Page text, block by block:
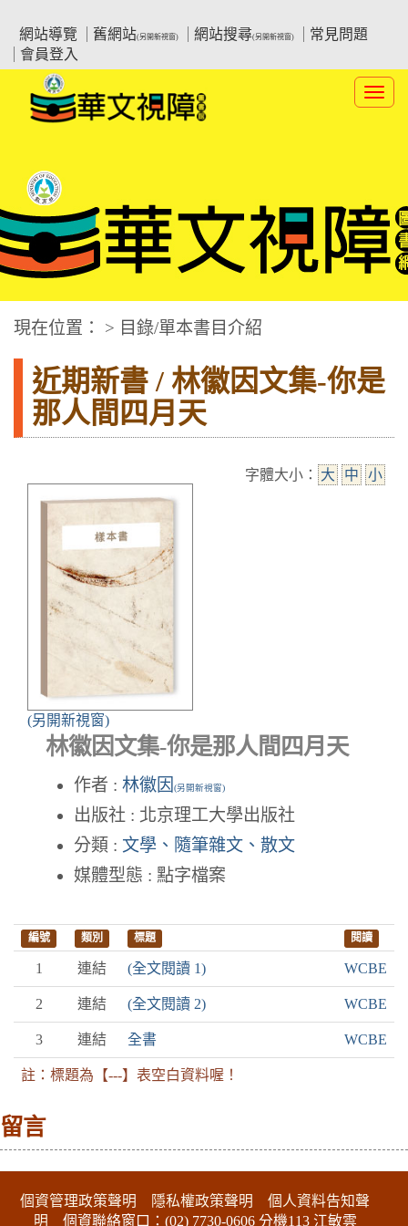
要
網站導覽
舊網站(另開新視窗) 網站搜尋(另開新視窗)
常見問題
會員登入
:::中央區塊
華文視障電子圖書網
現在位置： > 目錄/單本書目介紹
近期新書 / 林徽因文集-你是
那人間四月天
字體大小： 大 中 小
(另開新視窗)
林徽因文集-你是那人間四月天
作者 : 林徽因 (另開新視窗)
出版社 : 北京理工大學出版社
分類 : 文學、隨筆雜文、散文
媒體型態 : 點字檔案
編號 類別 標題 閱讀
1 連結 (全文閱讀 1) WCBE
2 連結 (全文閱讀 2) WCBE
3 連結 全書 WCBE
註：標題為【---】表空白資料喔！
留言
個資管理政策聲明 隱私權政策聲明
個人資料告知聲
明 個資聯絡窗口：(02) 7730-0606 分機113 江敏雲